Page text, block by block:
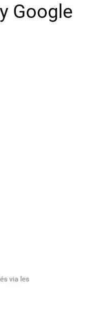
Google